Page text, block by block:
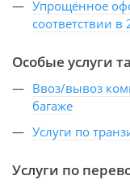
Упрощённое
соответствии в
Особые услуги
Ввоз/вывоз
багаже
Услуги по
Услуги по